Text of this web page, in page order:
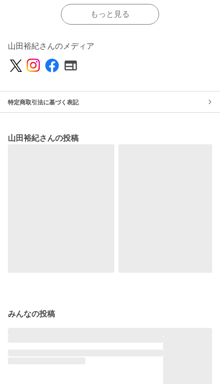
もっと見る
山田裕紀さんのメディア
特定商取引法に基づく表記
山田裕紀さんの投稿
みんなの投稿